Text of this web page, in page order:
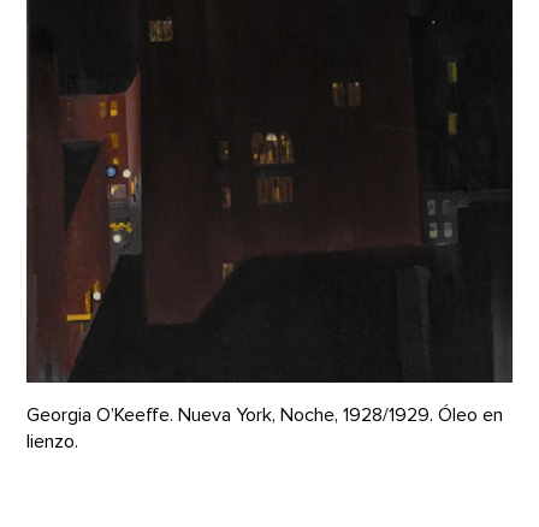
Georgia O’Keeffe. Nueva York, Noche, 1928/1929. Óleo en
lienzo.